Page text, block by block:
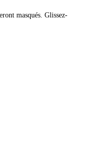
masqués. Glissez-